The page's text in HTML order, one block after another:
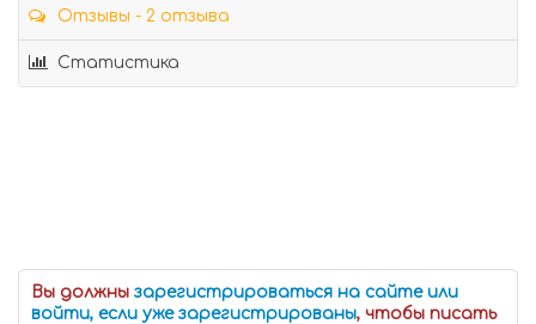
Отзывы - 2 отзыва
Статистика
Вы должны зарегистрироваться на сайте или
войти, если уже зарегистрированы, чтобы писать